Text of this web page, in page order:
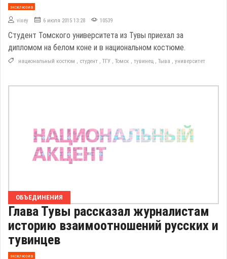
эксклюзив
vixey 6 июля 2015 13:28 10539
Студент Томского университета из Тувы приехал за
дипломом на белом коне и в национальном костюме.
национальный костюм , студент , ТГУ , Томск , тувинец , Тыва , университет
ОБЪЕДИНЕНИЯ
Глава Тувы рассказал журналистам
историю взаимоотношений русских и
тувинцев
эксклюзив